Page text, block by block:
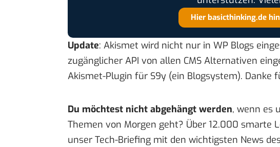
Hier basicthinking.de
Update: Akismet wird nicht nur in WP Blogs
zugänglicher API von allen CMS Alternativen
Akismet-Plugin für S9y (ein Blogsystem). Danke
Du möchtest nicht abgehängt werden, wenn es
Themen von Morgen geht? Über 12.000 smarte
unser Tech-Briefing mit den wichtigsten News